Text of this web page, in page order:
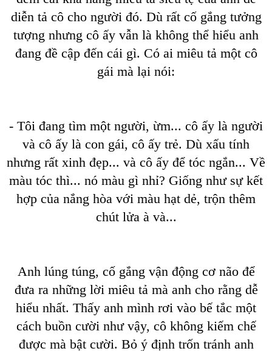
diễn tả cô cho người đó. Dù rất cố gắng tưởng
tượng nhưng cô ấy vẫn là không thể hiểu anh
đang đề cập đến cái gì. Có ai miêu tả một cô
gái mà lại nói:
- Tôi đang tìm một người, ừm... cô ấy là người
và cô ấy là con gái, cô ấy trẻ. Dù xấu tính
nhưng rất xinh đẹp... và cô ấy để tóc ngắn... Về
màu tóc thì... nó màu gì nhỉ? Giống như sự kết
hợp của nắng hòa với màu hạt dẻ, trộn thêm
chút lửa à và...
Anh lúng túng, cố gắng vận động cơ não để
đưa ra những lời miêu tả mà anh cho rằng dễ
hiểu nhất. Thấy anh mình rơi vào bế tắc một
cách buồn cười như vậy, cô không kiếm chế
được mà bật cười. Bỏ ý định trốn tránh anh